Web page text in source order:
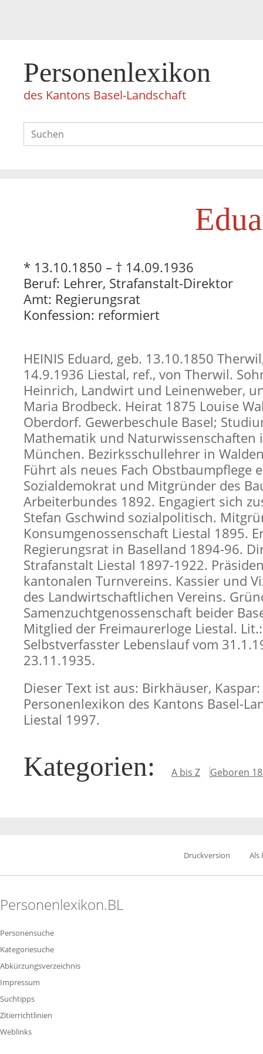
Personenlexikon
des Kantons Basel-Landschaft
* 13.10.1850 – † 14.09.1936
Beruf: Lehrer, Strafanstalt-Direktor
Amt: Regierungsrat
Konfession: reformiert
HEINIS Eduard, geb. 13.10.1850
14.9.1936 Liestal, ref., von Therwil.
Heinrich, Landwirt und Leinenweber,
Maria Brodbeck. Heirat 1875 Louise
Oberdorf. Gewerbeschule Basel;
Mathematik und Naturwissenschaften
München. Bezirksschullehrer in
Führt als neues Fach Obstbaumpflege
Sozialdemokrat und Mitgründer des
Arbeiterbundes 1892. Engagiert sich
Stefan Gschwind sozialpolitisch.
Konsumgenossenschaft Liestal 1895.
Regierungsrat in Baselland 1894-96.
Strafanstalt Liestal 1897-1922.
kantonalen Turnvereins. Kassier und
des Landwirtschaftlichen Vereins.
Samenzuchtgenossenschaft beider
Mitglied der Freimaurerloge Liestal. Lit.:
Selbstverfasster Lebenslauf vom
23.11.1935.
Dieser Text ist aus: Birkhäuser, Kaspar:
Personenlexikon des Kantons Basel-
Liestal 1997.
Kategorien: A bis Z Geboren
Druckversion Als
Personenlexikon.BL
Personensuche
Kategoriesuche
Abkürzungsverzeichnis
Impressum
Suchtipps
Zitierrichtlinien
Weblinks